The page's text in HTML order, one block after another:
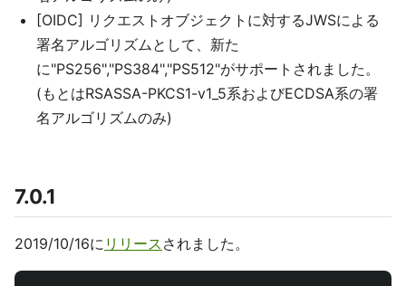
[OIDC] リクエストオブジェクトに対するJWSによる
署名アルゴリズムとして、新た
に"PS256","PS384","PS512"がサポートされました。
(もとはRSASSA-PKCS1-v1_5系およびECDSA系の署
名アルゴリズムのみ)
7.0.1
2019/10/16に リリース されました。